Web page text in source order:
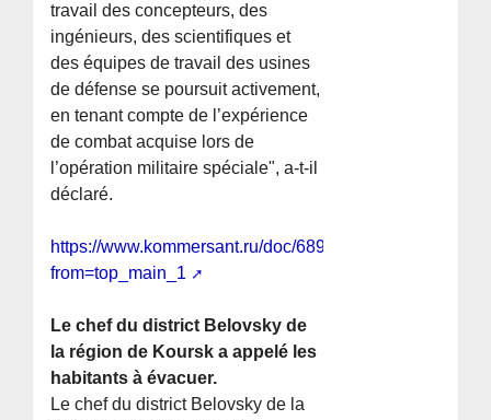
travail des concepteurs, des
ingénieurs, des scientifiques et
des équipes de travail des usines
de défense se poursuit activement,
en tenant compte de l’expérience
de combat acquise lors de
l’opération militaire spéciale", a-t-il
déclaré.
https://www.kommersant.ru/doc/6891096?
from=top_main_1
Le chef du district Belovsky de
la région de Koursk a appelé les
habitants à évacuer.
Le chef du district Belovsky de la